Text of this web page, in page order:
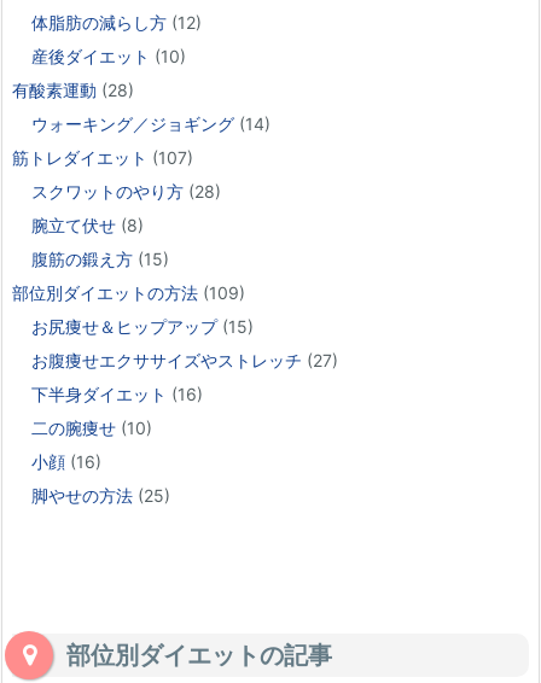
体脂肪の減らし方 (12)
産後ダイエット (10)
有酸素運動 (28)
ウォーキング／ジョギング (14)
筋トレダイエット (107)
スクワットのやり方 (28)
腕立て伏せ (8)
腹筋の鍛え方 (15)
部位別ダイエットの方法 (109)
お尻痩せ＆ヒップアップ(15)
お腹痩せエクササイズやストレッチ (27)
下半身ダイエット (16)
二の腕痩せ (10)
小顔 (16)
脚やせの方法 (25)
部位別ダイエットの記事